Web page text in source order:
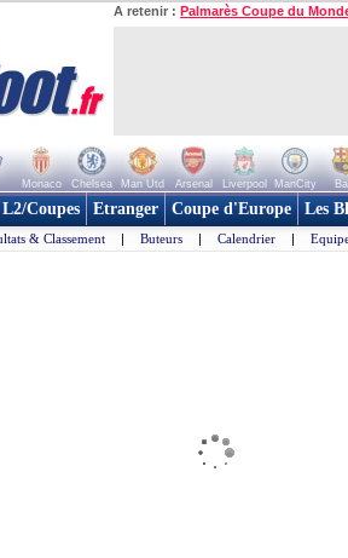
A retenir : Palmarès Coupe du
Monaco Chelsea Man Utd Arsenal Liverpool ManCity
L2/Coupes Etranger Coupe d'Europe Les
& Classement | Buteurs | Calendrier |